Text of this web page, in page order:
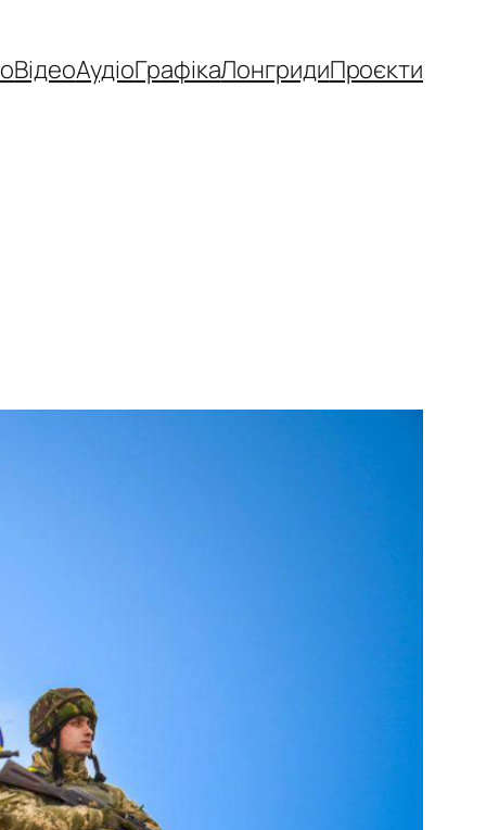
ВідеоАудіоГрафікаЛонгридиПроєкти